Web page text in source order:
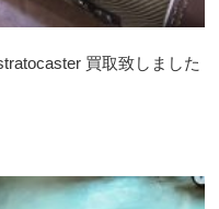
買取致しました